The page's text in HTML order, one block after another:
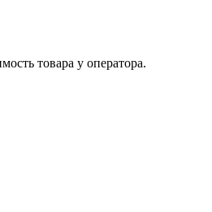
товара у оператора.